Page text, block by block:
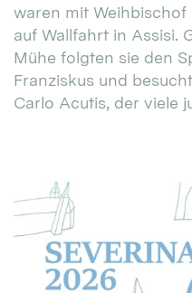
waren mit
auf Wallfahrt in Assisi.
Mühe folgten sie den
Franziskus und
Carlo Acutis, der viele